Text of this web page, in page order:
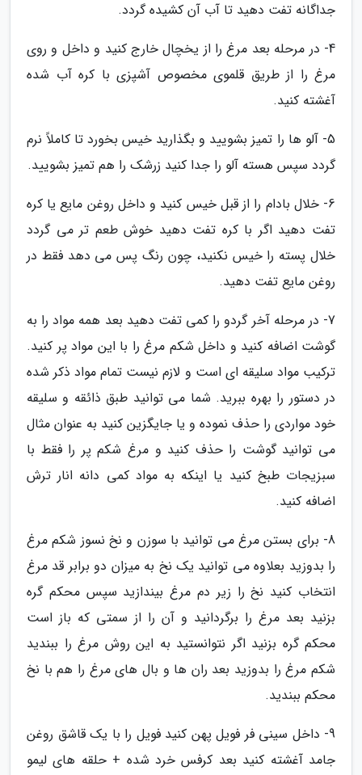
جداگانه تفت دهید تا آب آن کشیده گردد.
4- در مرحله بعد مرغ را از یخچال خارج کنید و داخل و روی
مرغ را از طریق قلموی مخصوص آشپزی با کره آب شده
آغشته کنید.
5- آلو ها را تمیز بشویید و بگذارید خیس بخورد تا کاملاً نرم
گردد سپس هسته آلو را جدا کنید زرشک را هم تمیز بشویید.
6- خلال بادام را از قبل خیس کنید و داخل روغن مایع یا کره
تفت دهید اگر با کره تفت دهید خوش طعم تر می گردد
خلال پسته را خیس نکنید، چون رنگ پس می دهد فقط در
روغن مایع تفت دهید.
7- در مرحله آخر گردو را کمی تفت دهید بعد همه مواد را به
گوشت اضافه کنید و داخل شکم مرغ را با این مواد پر کنید.
ترکیب مواد سلیقه ای است و لازم نیست تمام مواد ذکر شده
در دستور را بهره ببرید. شما می توانید طبق ذائقه و سلیقه
خود مواردی را حذف نموده و یا جایگزین کنید به عنوان مثال
می توانید گوشت را حذف کنید و مرغ شکم پر را فقط با
سبزیجات طبخ کنید یا اینکه به مواد کمی دانه انار ترش
اضافه کنید.
8- برای بستن مرغ می توانید با سوزن و نخ نسوز شکم مرغ
را بدوزید بعلاوه می توانید یک نخ به میزان دو برابر قد مرغ
انتخاب کنید نخ را زیر دم مرغ بیندازید سپس محکم گره
بزنید بعد مرغ را برگردانید و آن را از سمتی که باز است
محکم گره بزنید اگر نتوانستید به این روش مرغ را ببندید
شکم مرغ را بدوزید بعد ران ها و بال های مرغ را هم با نخ
محکم ببندید.
9- داخل سینی فر فویل پهن کنید فویل را با یک قاشق روغن
جامد آغشته کنید بعد کرفس خرد شده + حلقه های لیمو